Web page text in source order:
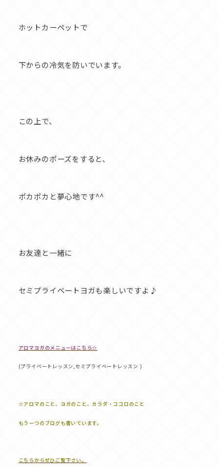
ホットカーペットで
下からの冷気を防いでいます。
この上で、
お休みのポーズをすると、
ポカポカと夢心地です^^
お友達と一緒に
セミプライベートヨガも楽しいですよ♪
アロマヨガのメニューはこちら☆
(プライベートレッスン,セミプライベートレッスン )
☆アロマのこと、ヨガのこと、カラダ・ココロのこと
もう一つのブログも書いています。
こちらからぜひご覧下さい。